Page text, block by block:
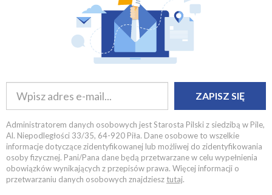
ZAPISZ SIĘ
Administratorem danych osobowych jest Starosta Pilski z siedzibą w Pile,
Al. Niepodległości 33/35, 64-920 Piła. Dane osobowe to wszelkie
informacje dotyczące zidentyfikowanej lub możliwej do zidentyfikowania
osoby fizycznej. Pani/Pana dane będą przetwarzane w celu wypełnienia
obowiązków wynikających z przepisów prawa. Więcej informacji o
przetwarzaniu danych osobowych znajdziesz tutaj.